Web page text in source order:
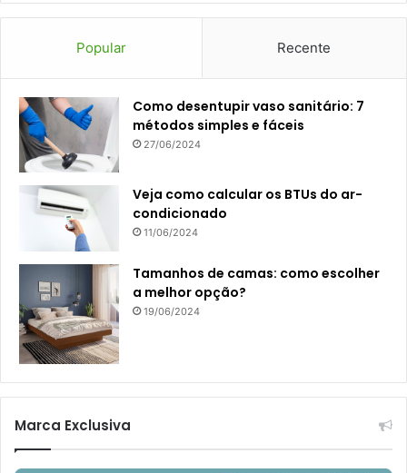
Popular Recente
Como desentupir vaso sanitário: 7
métodos simples e fáceis
27/06/2024
Veja como calcular os BTUs do ar-
condicionado
11/06/2024
Tamanhos de camas: como escolher
a melhor opção?
19/06/2024
Marca Exclusiva